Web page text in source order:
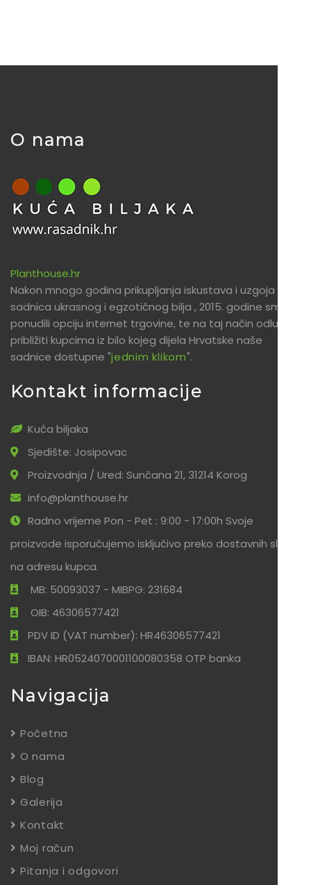
O nama
Planthouse.hr
Nakon mnogo godina prikupljanja iskustava i uzgoja
sadnica ukrasnog i egzotičnog bilja , 2015. godine smo
ponudili opciju internet trgovine, te na taj način odlučili
približiti kupcima iz bilo kojeg dijela Hrvatske naše
sadnice dostupne "jednim klikom".
Kontakt informacije
Kuća biljaka
Sjedište: Josipovac
Proizvodnja / Ured: Sunčana 21, 31214 Korog
info@planthouse.hr
Radno vrijeme Pon - Pet : 9:00 - 17:00h Svoje
proizvode isporučujemo isključivo preko dostavnih službi
na adresu kupca.
MB: 50093037 - MIBPG: 231684
OIB: 46306577421
PDV ID (VAT number): HR46306577421
IBAN: HR0524070001100080358 OTP banka
Navigacija
Početna
O nama
Blog
Galerija
Kontakt
Moj račun
Pitanja i odgovori